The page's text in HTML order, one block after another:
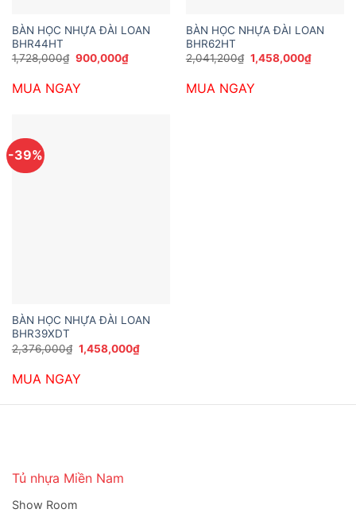
BÀN HỌC NHỰA ĐÀI LOAN
BHR44HT
1,728,000₫ Giá
1,728,000₫.
900,000₫Giá
hiện
MUA NGAY
BÀN HỌC NHỰA ĐÀI LOAN
BHR62HT
2,041,200₫ Giá
gốc
2,041,200₫.
1,458,000₫Giá
hiện
MUA NGAY
-39%
BÀN HỌC NHỰA ĐÀI LOAN
BHR39XDT
2,376,000₫ Giá
gốc
2,376,000₫.
1,458,000₫Giá
hiện
MUA NGAY
Tủ nhựa Miền Nam
Show Room